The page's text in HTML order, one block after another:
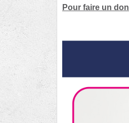
Pour faire un don